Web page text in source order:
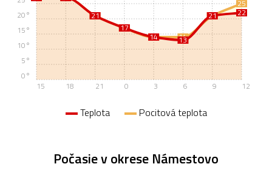
21
17
14 14
21
25
21
17
14 13
21 22
15 18 21 0 3 6 9 12
0°
5°
10°
15°
20°
Teplota Pocitová teplota
Počasie v okrese Námestovo